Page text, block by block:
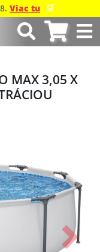
Viac tu 🛒
MAX 3,05 X
Ďalší